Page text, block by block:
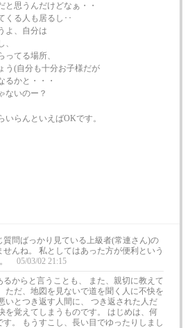
と思うんだけどなぁ・・
くる人も居るし･･
よ、自分は
てる場所、
う(自分も十分お子様だが
るかと・・・
ないのー？
らんといえばOKです。
問ばっかり見ている上級者(常連さん)の
んね。 私としてはあった方が便利という
05/03/02 21:15
からと言うことも、 また、親切に教えて
ただ、地図を見ないで道を聞く人に不快を
いとつき返す人間に、 つき返された人だ
を覚えてしまうものです。 はじめは、何
。 もうすこし、長い目でゆったりしまし